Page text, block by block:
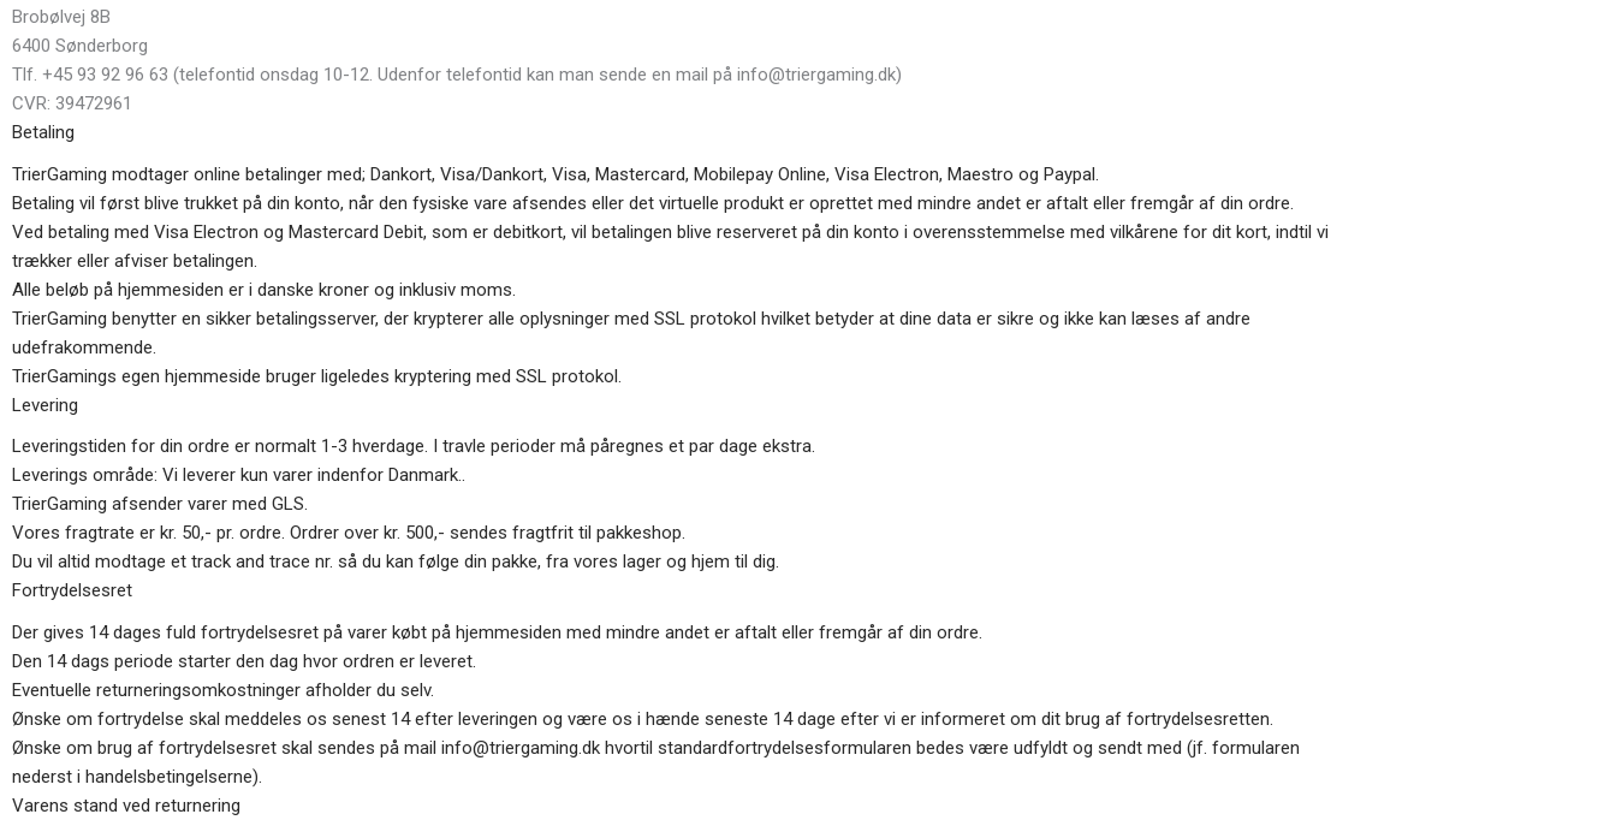
Brobølvej 8B
6400 Sønderborg
Tlf. +45 93 92 96 63 (telefontid onsdag 10-12. Udenfor telefontid kan man sende en mail på info@triergaming.dk)
CVR: 39472961
Betaling
TrierGaming modtager online betalinger med; Dankort, Visa/Dankort, Visa, Mastercard, Mobilepay Online, Visa Electron, Maestro og Paypal.
Betaling vil først blive trukket på din konto, når den fysiske vare afsendes eller det virtuelle produkt er oprettet med mindre andet er aftalt eller fremgår af din ordre.
Ved betaling med Visa Electron og Mastercard Debit, som er debitkort, vil betalingen blive reserveret på din konto i overensstemmelse med vilkårene for dit kort, indtil vi
trækker eller afviser betalingen.
Alle beløb på hjemmesiden er i danske kroner og inklusiv moms.
TrierGaming benytter en sikker betalingsserver, der krypterer alle oplysninger med SSL protokol hvilket betyder at dine data er sikre og ikke kan læses af andre
udefrakommende.
TrierGamings egen hjemmeside bruger ligeledes kryptering med SSL protokol.
Levering
Leveringstiden for din ordre er normalt 1-3 hverdage. I travle perioder må påregnes et par dage ekstra.
Leverings område: Vi leverer kun varer indenfor Danmark..
TrierGaming afsender varer med GLS.
Vores fragtrate er kr. 50,- pr. ordre. Ordrer over kr. 500,- sendes fragtfrit til pakkeshop.
Du vil altid modtage et track and trace nr. så du kan følge din pakke, fra vores lager og hjem til dig.
Fortrydelsesret
Der gives 14 dages fuld fortrydelsesret på varer købt på hjemmesiden med mindre andet er aftalt eller fremgår af din ordre.
Den 14 dags periode starter den dag hvor ordren er leveret.
Eventuelle returneringsomkostninger afholder du selv.
Ønske om fortrydelse skal meddeles os senest 14 efter leveringen og være os i hænde seneste 14 dage efter vi er informeret om dit brug af fortrydelsesretten.
Ønske om brug af fortrydelsesret skal sendes på mail info@triergaming.dk hvortil standardfortrydelsesformularen bedes være udfyldt og sendt med (jf. formularen
nederst i handelsbetingelserne).
Varens stand ved returnering